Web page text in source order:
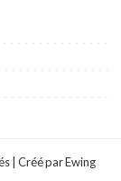
| Créé par Ewing